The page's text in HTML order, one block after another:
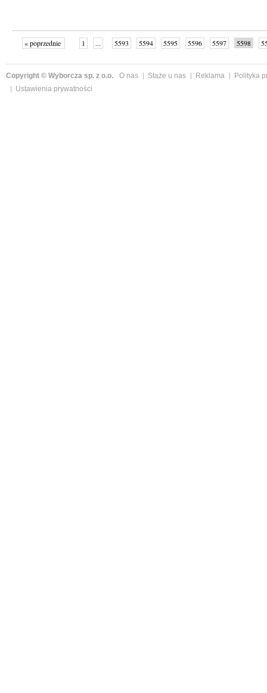
« poprzednie 1 ... 5593 5594 5595 5596 5597 5598
Copyright © Wyborcza sp. z o.o. O nas Staże u nas Reklama
Polityka
Ustawienia prywatności